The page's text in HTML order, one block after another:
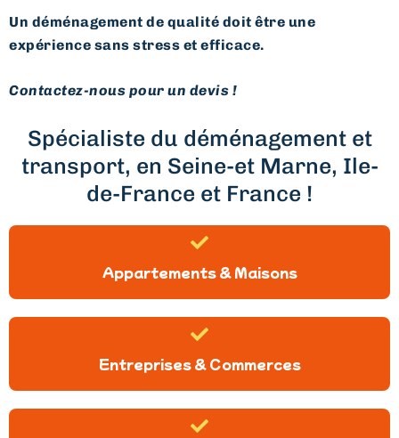
Un déménagement de qualité doit être une
expérience sans stress et efficace.
Contactez-nous pour un devis !
Spécialiste du déménagement et
transport, en Seine-et Marne, Ile-
de-France et France !
Appartements & Maisons
Entreprises & Commerces